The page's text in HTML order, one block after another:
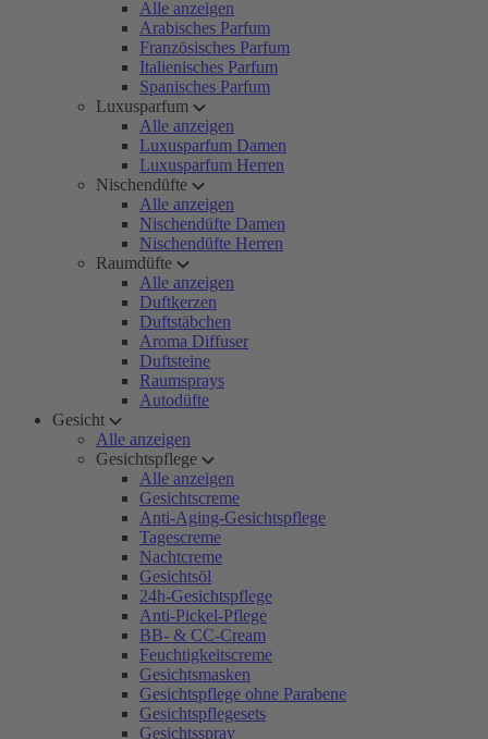
Alle anzeigen
Arabisches Parfum
Französisches Parfum
Italienisches Parfum
Spanisches Parfum
Luxusparfum
Alle anzeigen
Luxusparfum Damen
Luxusparfum Herren
Nischendüfte
Alle anzeigen
Nischendüfte Damen
Nischendüfte Herren
Raumdüfte
Alle anzeigen
Duftkerzen
Duftstäbchen
Aroma Diffuser
Duftsteine
Raumsprays
Autodüfte
Gesicht
Alle anzeigen
Gesichtspflege
Alle anzeigen
Gesichtscreme
Anti-Aging-Gesichtspflege
Tagescreme
Nachtcreme
Gesichtsöl
24h-Gesichtspflege
Anti-Pickel-Pflege
BB- & CC-Cream
Feuchtigkeitscreme
Gesichtsmasken
Gesichtspflege ohne Parabene
Gesichtspflegesets
Gesichtsspray